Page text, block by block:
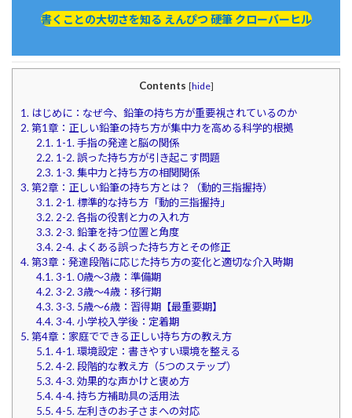
書くことの大切さを知る えんぴつ 硬筆 クローバーヒル
Contents [hide]
1. はじめに：なぜ今、鉛筆の持ち方が重要視されているのか
2.第1章：正しい鉛筆の持ち方が集中力を高める科学的根拠
2.1.1-1. 手指の発達と脳の関係
2.2.1-2. 誤った持ち方が引き起こす問題
2.3.1-3. 集中力と持ち方の相関関係
3.第2章：正しい鉛筆の持ち方とは？（動的三指握持）
3.1.2-1. 標準的な持ち方「動的三指握持」
3.2.2-2. 各指の役割と力の入れ方
3.3.2-3. 鉛筆を持つ位置と角度
3.4.2-4. よくある誤った持ち方とその修正
4.第3章：発達段階に応じた持ち方の変化と適切な介入時期
4.1.3-1. 0歳〜3歳：準備期
4.2.3-2. 3歳〜4歳：移行期
4.3.3-3. 5歳〜6歳：習得期【最重要期】
4.4.3-4. 小学校入学後：定着期
5.第4章：家庭でできる正しい持ち方の教え方
5.1.4-1. 環境設定：書きやすい環境を整える
5.2.4-2. 段階的な教え方（5つのステップ）
5.3.4-3. 効果的な声かけと褒め方
5.4.4-4. 持ち方補助具の活用法
5.5.4-5. 左利きのお子さまへの対応